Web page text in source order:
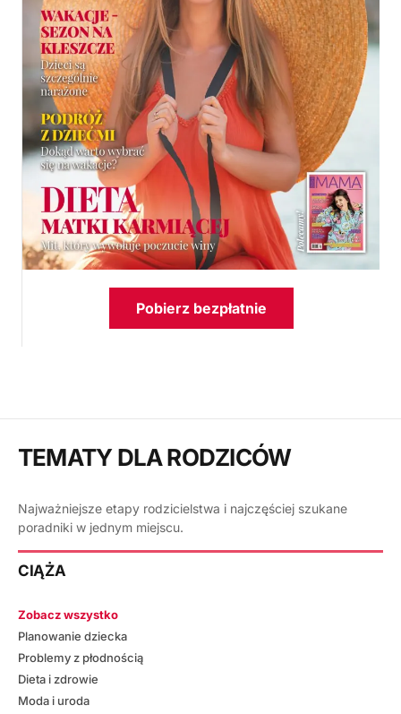
Pobierz bezpłatnie
TEMATY DLA RODZICÓW
Najważniejsze etapy rodzicielstwa i najczęściej szukane
poradniki w jednym miejscu.
CIĄŻA
Zobacz wszystko
Planowanie dziecka
Problemy z płodnością
Dieta i zdrowie
Moda i uroda